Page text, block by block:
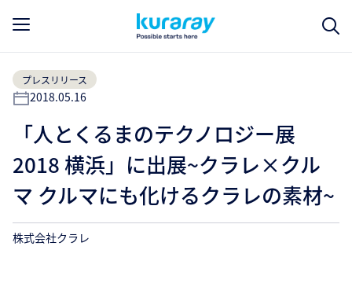
プレスリリース
2018.05.16
「人とくるまのテクノロジー展
2018 横浜」に出展~クラレ×クル
マ クルマにも化けるクラレの素材~
株式会社クラレ